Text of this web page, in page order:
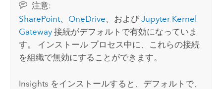
注意:
SharePoint、 OneDrive、およびJupyter Kernel
Gateway 接続がデフォルトで有効になっていま
す。 インストール プロセス中に、これらの接続
を組織で無効にすることができます。
Insights をインストールすると、デフォルトで、